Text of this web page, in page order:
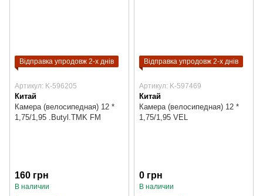
Відправка упродовж 2-х днів
Артикул: K-596205
Китай
Камера (велосипедная) 12 *
1,75/1,95 .Butyl.TMK FM
160 грн
В наличии
Відправка упродовж 2-х днів
Артикул: K-597469
Китай
Камера (велосипедная) 12 *
1,75/1,95 VEL
0 грн
В наличии